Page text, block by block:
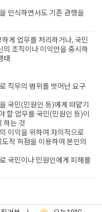
인식하면서도 기존 관행을
게 업무를 처리하거나, 국민
의 조직이나 이익만을 중시하
태
직무의 범위를 벗어난 요구
국민(민원인 등)에게 떠맡기
할 업무를 국민(민원인 등)이
하는 것
이익을 위하여 자의적으로
적 허점을 이용하여 본인의
국민이나 민원인에게 피해를